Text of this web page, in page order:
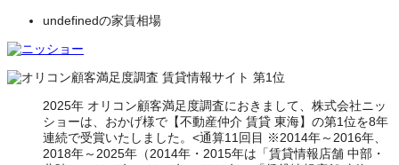
undefinedの家賃相場
2025年 オリコン顧客満足度調査におきまして、株式会社ニッ
ショーは、おかげ様で【不動産仲介 賃貸 東海】の第1位を8年
連続で受賞いたしました。<通算11回目 ※2014年～2016年、
2018年～2025年（2014年・2015年は「賃貸情報店舗 中部・